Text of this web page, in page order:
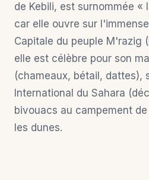
de Kebili, est surnommée «
car elle ouvre sur
Capitale du peuple M'razig
elle est célèbre pour son
(chameaux, bétail, dattes),
International du Sahara
bivouacs au campement
les dunes.